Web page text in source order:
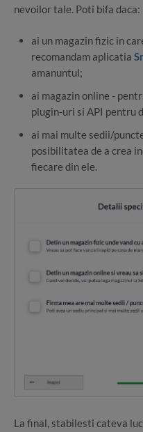
nevoilor tale. Poti bifa daca:
ai un magazin fizic in
recomandam aplicatia
amanuntul;
ai magazin online -
plugin-uri si API pentru
ai mai multe sedii/
posibilitatea de a crea
fiecare din ele.
La final, stabilesti cateva